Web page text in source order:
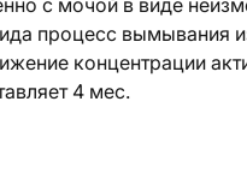
процесс вымывания
концентрации
4 мес.